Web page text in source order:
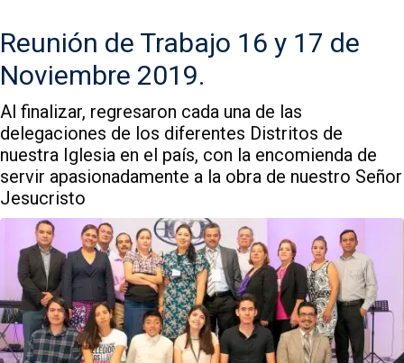
Reunión de Trabajo 16 y 17 de
Noviembre 2019.
Al finalizar, regresaron cada una de las
delegaciones de los diferentes Distritos de
nuestra Iglesia en el país, con la encomienda de
servir apasionadamente a la obra de nuestro Señor
Jesucristo